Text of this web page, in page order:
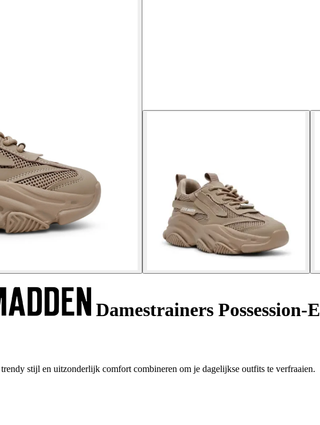
Damestrainers Possession-E
stijl en uitzonderlijk comfort combineren om je dagelijkse outfits te verfraaien.